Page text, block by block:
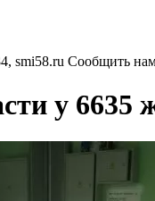
smi58.ru Сообщить
у 6635